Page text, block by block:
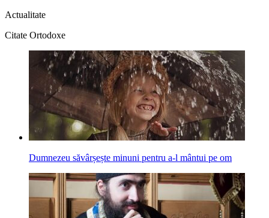
Actualitate
Citate Ortodoxe
Dumnezeu săvârșește minuni pentru a-l mântui pe om